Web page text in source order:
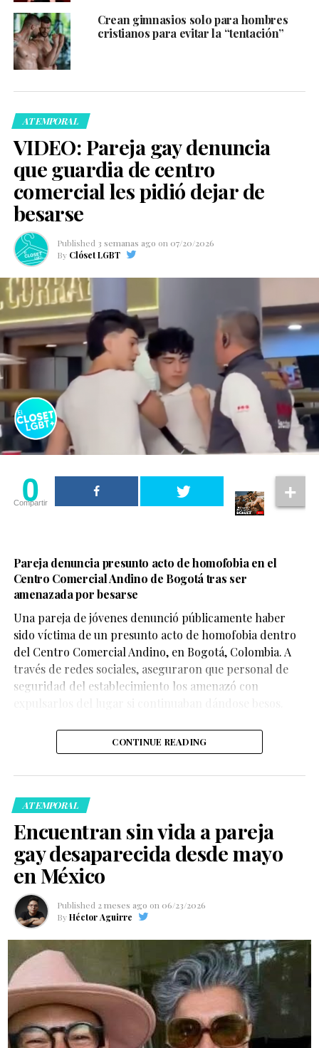
Crean gimnasios solo para hombres
cristianos para evitar la “tentación”
ATEMPORAL
VIDEO: Pareja gay denuncia
que guardia de centro
comercial les pidió dejar de
besarse
Published 3 semanas ago on 07/20/2026
By Clóset LGBT
0
Compartir
Pareja denuncia presunto acto de homofobia en el
Centro Comercial Andino de Bogotá tras ser
amenazada por besarse
Una pareja de jóvenes denunció públicamente haber
sido víctima de un presunto acto de homofobia dentro
del Centro Comercial Andino, en Bogotá, Colombia. A
través de redes sociales, aseguraron que personal de
seguridad del establecimiento los amenazó con
CONTINUE READING
ATEMPORAL
Encuentran sin vida a pareja
gay desaparecida desde mayo
en México
Published 2 meses ago on 06/23/2026
By Héctor Aguirre